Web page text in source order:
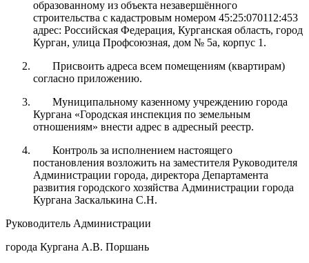
образованному из объекта незавершённого
строительства с кадастровым номером 45:25:070112:453
адрес: Российская Федерация, Курганская область, город
Курган, улица Профсоюзная, дом № 5а, корпус 1.
Присвоить адреса всем помещениям (квартирам)
согласно приложению.
Муниципальному казенному учреждению города
Кургана «Городская инспекция по земельным
отношениям» внести адрес в адресный реестр.
Контроль за исполнением настоящего
постановления возложить на заместителя Руководителя
Администрации города, директора Департамента
развития городского хозяйства Администрации города
Кургана Заскалькина С.Н.
Руководитель Администрации
города Кургана А.В. Поршань